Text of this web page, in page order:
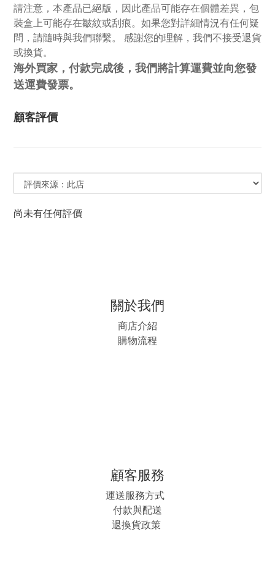
請注意，本產品已絕版，因此產品可能存在個體差異，包
裝盒上可能存在皺紋或刮痕。如果您對詳細情況有任何疑
問，請隨時與我們聯繫。 感謝您的理解，我們不接受退貨
或換貨。
海外買家，付款完成後，我們將計算運費並向您發
送運費發票。
顧客評價
尚未有任何評價
關於我們
商店介紹
購物流程
顧客服務
運送服務方式
付款與配送
退換貨政策